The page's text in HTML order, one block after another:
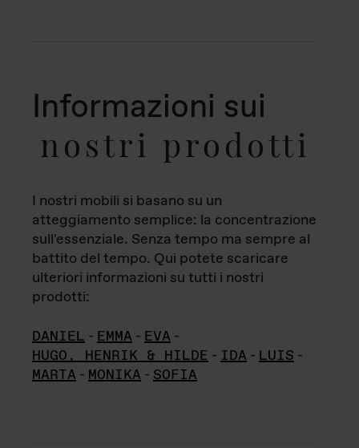
Informazioni sui
nostri prodotti
I nostri mobili si basano su un
atteggiamento semplice: la concentrazione
sull'essenziale. Senza tempo ma sempre al
battito del tempo. Qui potete scaricare
ulteriori informazioni su tutti i nostri
prodotti:
DANIEL - EMMA - EVA -
HUGO, HENRIK & HILDE - IDA - LUIS -
MARTA - MONIKA - SOFIA